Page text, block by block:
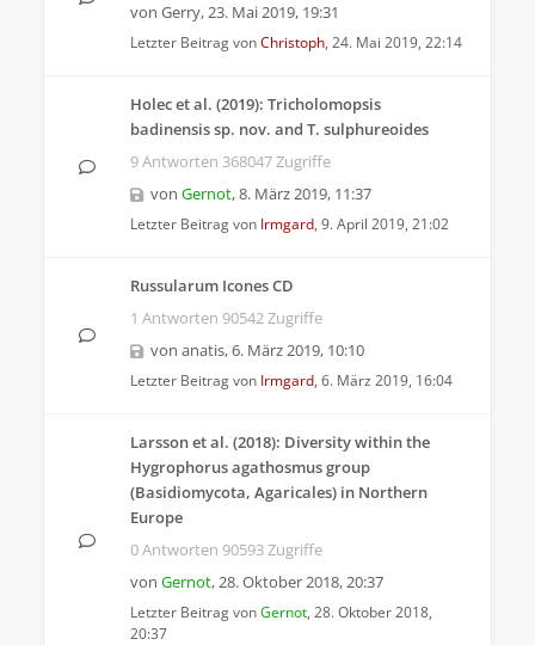
von Gerry,23. Mai 2019, 19:31
Letzter Beitrag vonChristoph, 24. Mai 2019, 22:14
Holec et al. (2019): Tricholomopsis
badinensis sp. nov. and T. sulphureoides
9 Antworten 368047 Zugriffe
von Gernot,8. März 2019, 11:37
Letzter Beitrag von Irmgard, 9. April 2019, 21:02
Russularum Icones CD
1 Antworten 90542 Zugriffe
von anatis,6. März 2019, 10:10
Letzter Beitrag von Irmgard, 6. März 2019, 16:04
Larsson et al. (2018): Diversity within the
Hygrophorus agathosmus group
(Basidiomycota, Agaricales) in Northern
Europe
0 Antworten 90593 Zugriffe
von Gernot,28. Oktober 2018, 20:37
Letzter Beitrag vonGernot, 28. Oktober 2018,
20:37